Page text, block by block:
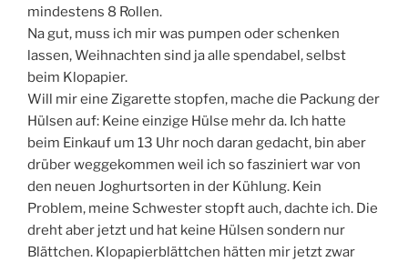
mindestens 8 Rollen.
Na gut, muss ich mir was pumpen oder schenken
lassen, Weihnachten sind ja alle spendabel, selbst
beim Klopapier.
Will mir eine Zigarette stopfen, mache die Packung der
Hülsen auf: Keine einzige Hülse mehr da. Ich hatte
beim Einkauf um 13 Uhr noch daran gedacht, bin aber
drüber weggekommen weil ich so fasziniert war von
den neuen Joghurtsorten in der Kühlung. Kein
Problem, meine Schwester stopft auch, dachte ich. Die
dreht aber jetzt und hat keine Hülsen sondern nur
Blättchen. Klopapierblättchen hätten mir jetzt zwar